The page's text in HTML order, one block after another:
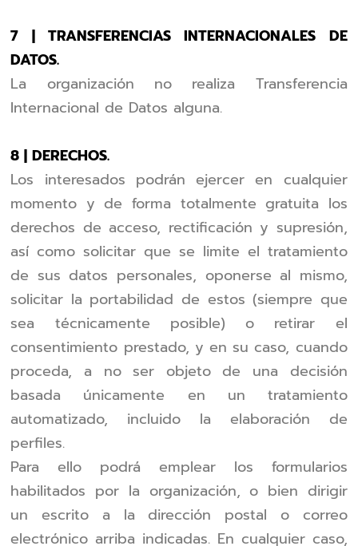
7 | TRANSFERENCIAS INTERNACIONALES DE
DATOS.
La organización no realiza Transferencia
Internacional de Datos alguna.
8 | DERECHOS.
Los interesados podrán ejercer en cualquier
momento y de forma totalmente gratuita los
derechos de acceso, rectificación y supresión,
así como solicitar que se limite el tratamiento
de sus datos personales, oponerse al mismo,
solicitar la portabilidad de estos (siempre que
sea técnicamente posible) o retirar el
consentimiento prestado, y en su caso, cuando
proceda, a no ser objeto de una decisión
basada únicamente en un tratamiento
automatizado, incluido la elaboración de
perfiles.
Para ello podrá emplear los formularios
habilitados por la organización, o bien dirigir
un escrito a la dirección postal o correo
electrónico arriba indicadas. En cualquier caso,